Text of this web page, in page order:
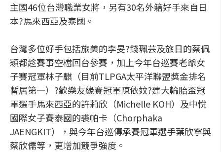
主國46位台灣職業女將，另有30名外籍好手來自日
本?馬來西亞及泰國。
台灣多位好手包括旅美的李旻?錢珮芸及旅日的蔡佩
穎都趁賽事空檔回台參賽，加上今年台巡賽老爺女
子賽冠軍林子麒（目前TLPGA太平洋聯盟獎金排名
暫居第一）?歡樂友緣賽冠軍陳依妏?建大輪胎盃冠
軍選手馬來西亞的許莉欣（Michelle KOH）及中悅
國際女子賽泰國的裘帕卡（Chorphaka
JAENGKIT），與今年台巡傳承賽冠軍選手葉欣寧與
蔡欣儒等，更增加競爭強度。